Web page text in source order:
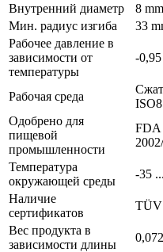
Внутренний диаметр
8 mm
Мин. радиус изгиба
33
Рабочее давление в
зависимости от
температуры
-
Рабочая среда
Одобрено для
пищевой
промышленности
FDA
Температура
окружающей среды
-35
Наличие
сертификатов
TÜV
Вес продукта в
зависимости длины